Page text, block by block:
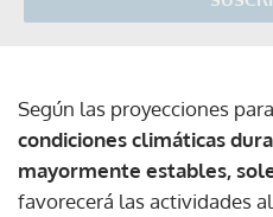
Según las proyecciones
condiciones climáticas
mayormente estables,
favorecerá las actividades